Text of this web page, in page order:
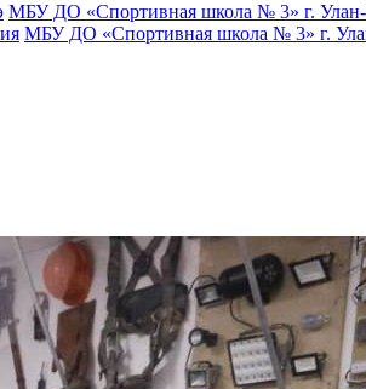
МБУ ДО «Спортивная школа № 3» г.
МБУ ДО «Спортивная школа № 3» г.